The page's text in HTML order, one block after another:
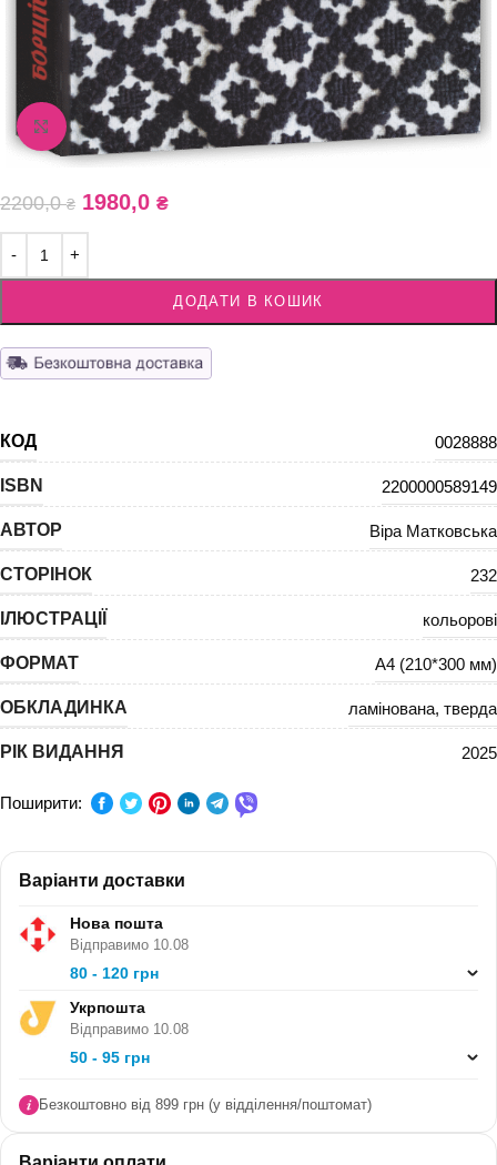
Збільшити зображення
2200,0₴ 1980,0 ₴
ДОДАТИ В КОШИК
КОД 0028888
ISBN 2200000589149
АВТОР Віра Матковська
СТОРІНОК 232
ІЛЮСТРАЦІЇ кольорові
ФОРМАТ А4 (210*300 мм)
ОБКЛАДИНКА ламінована, тверда
РІК ВИДАННЯ 2025
Поширити:
Варіанти доставки
Нова пошта
Відправимо 10.08
80 - 120 грн
Укрпошта
Відправимо 10.08
50 - 95 грн
Безкоштовно від 899 грн (у відділення/поштомат)